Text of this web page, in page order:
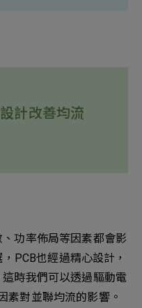
計改善均流
功率佈局等因素都會影
PCB也經過精心設計，
時我們可以透過驅動電
素對並聯均流的影響。